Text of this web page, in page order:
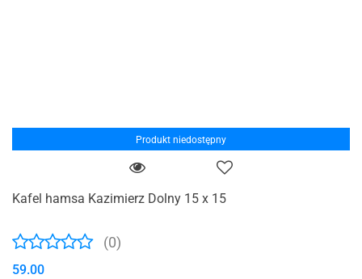
Produkt niedostępny
Kafel hamsa Kazimierz Dolny 15 x 15
(0)
59.00